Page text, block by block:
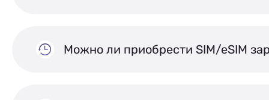
Можно ли приобрести SIM/eSIM